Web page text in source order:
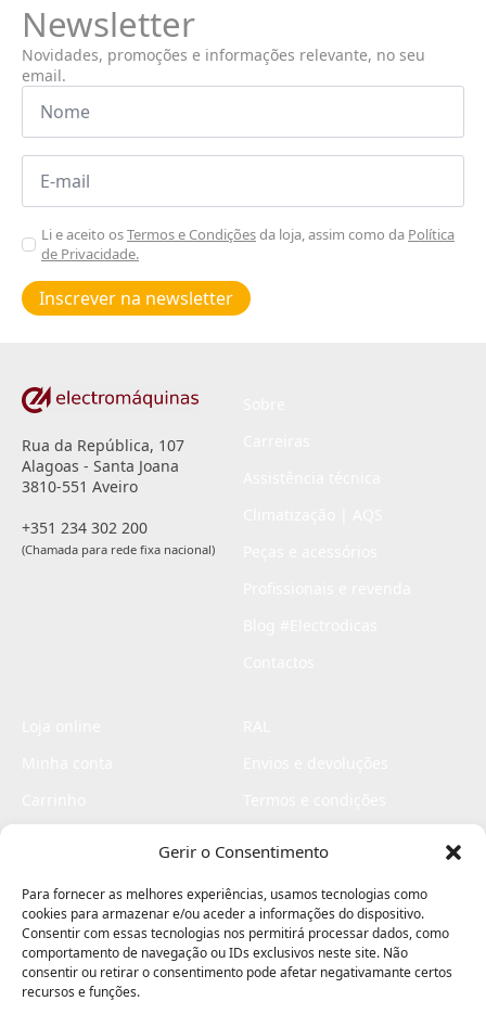
Gerir o Consentimento
Para fornecer as melhores experiências, usamos tecnologias como
cookies para armazenar e/ou aceder a informações do dispositivo.
Consentir com essas tecnologias nos permitirá processar dados, como
comportamento de navegação ou IDs exclusivos neste site. Não
consentir ou retirar o consentimento pode afetar negativamante certos
recursos e funções.
Newsletter
Novidades, promoções e informações relevante, no seu
email.
Nome
Email
Aceitar
Poiticas
de
privacidade
Li e aceito osTermos e Condiçõesda loja, assim como da Política
de Privacidade.
Inscrever na newsletter
Rua da República, 107
Alagoas - Santa Joana
3810-551 Aveiro
+351 234 302 200
(Chamada para rede fixa nacional)
Livro de elogios